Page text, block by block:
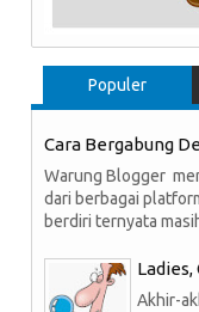
Populer
Cara Bergabung
Warung Blogger
dari berbagai
berdiri ternyata
Ladies,
Akhir-